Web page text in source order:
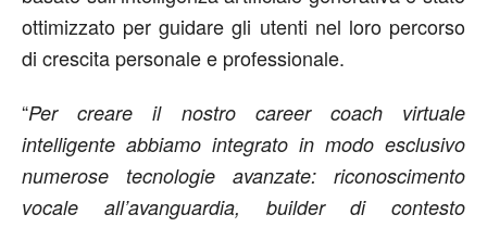
ottimizzato per guidare gli utenti nel loro percorso
di crescita personale e professionale.
“Per creare il nostro career coach virtuale
intelligente abbiamo integrato in modo esclusivo
numerose tecnologie avanzate: riconoscimento
vocale all’avanguardia, builder di contesto